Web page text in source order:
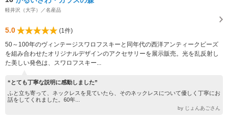
軽井沢（大字）／名産品
5.0
(1件)
50～100年のヴィンテージスワロフスキーと同年代の西洋アンティークビーズ
を組み合わせたオリジナルデザインのアクセサリーを展示販売。光を乱反射し
た美しい発色は、スワロフスキー...
“とても丁寧な説明に感動しました”
ふと立ち寄って、ネックレスを見ていたら、そのネックレスについて優しく丁寧にお
話をしてくれました。60年...
by じょんあごさん